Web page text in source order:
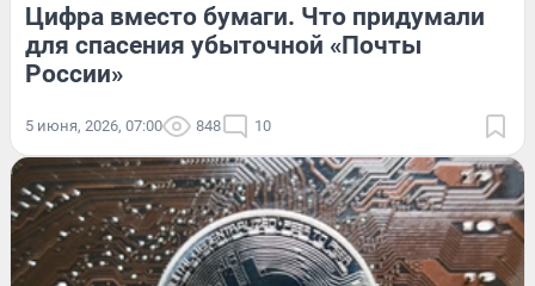
Цифра вместо бумаги. Что придумали
для спасения убыточной «Почты
России»
5 июня, 2026, 07:00 848 10